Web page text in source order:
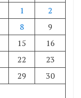
1
2
8
9
15
16
22
23
29
30